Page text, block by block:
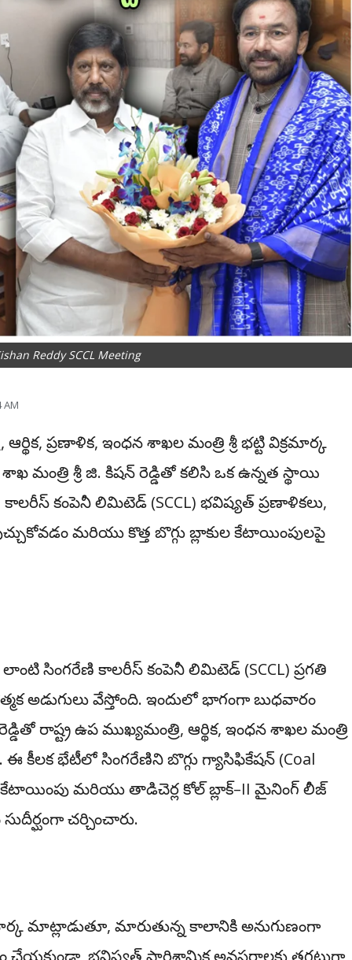
Reddy SCCL Meeting
AM
ప్రణాళిక, ఇంధన శాఖల మంత్రి శ్రీ భట్టి విక్రమార్క
శాఖ మంత్రి శ్రీ జి. కిషన్ రెడ్డితో కలిసి ఒక ఉన్నత స్థాయి
కంపెనీ లిమిటెడ్ (SCCL) భవిష్యత్ ప్రణాళికలు,
మరియు కొత్త బొగ్గు బ్లాకుల కేటాయింపులపై
సింగరేణి కాలరీస్ కంపెనీ లిమిటెడ్ (SCCL) ప్రగతి
అడుగులు వేస్తోంది. ఇందులో భాగంగా బుధవారం
రాష్ట్ర ఉప ముఖ్యమంత్రి, ఆర్థిక, ఇంధన శాఖల మంత్రి
ఈ కీలక భేటీలో సింగరేణిని బొగ్గు గ్యాసిఫికేషన్ (Coal
కేటాయింపు మరియు తాడిచెర్ల కోల్ బ్లాక్–II మైనింగ్ లీజ్
చర్చించారు.
మాట్లాడుతూ, మారుతున్న కాలానికి అనుగుణంగా
చేయకుండా, భవిష్యత్ పారిశ్రామిక అవసరాలకు తగ్గట్టుగా